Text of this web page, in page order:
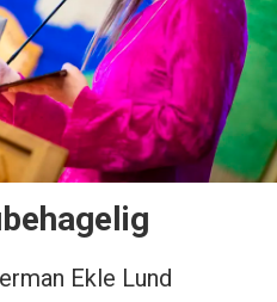
Ekle Lund